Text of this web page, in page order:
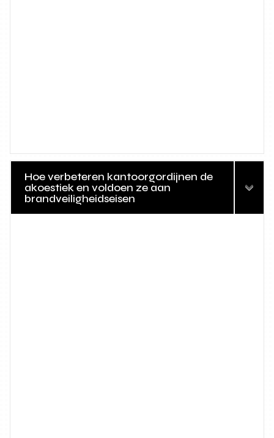
Hoe verbeteren kantoorgordijnen de
akoestiek en voldoen ze aan
brandveiligheidseisen